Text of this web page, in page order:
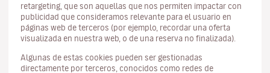
retargeting, que son aquellas que nos permiten impactar con
publicidad que consideramos relevante para el usuario en
páginas web de terceros (por ejemplo, recordar una oferta
visualizada en nuestra web, o de una reserva no finalizada).
Algunas de estas cookies pueden ser gestionadas
directamente por terceros, conocidos como redes de